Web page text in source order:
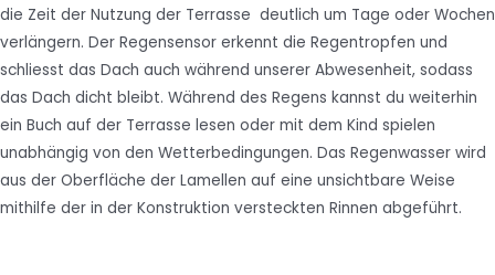
die Zeit der Nutzung der Terrasse deutlich um Tage oder Wochen
verlängern. Der Regensensor erkennt die Regentropfen und
schliesst das Dach auch während unserer Abwesenheit, sodass
das Dach dicht bleibt. Während des Regens kannst du weiterhin
ein Buch auf der Terrasse lesen oder mit dem Kind spielen
unabhängig von den Wetterbedingungen. Das Regenwasser wird
aus der Oberfläche der Lamellen auf eine unsichtbare Weise
mithilfe der in der Konstruktion versteckten Rinnen abgeführt.